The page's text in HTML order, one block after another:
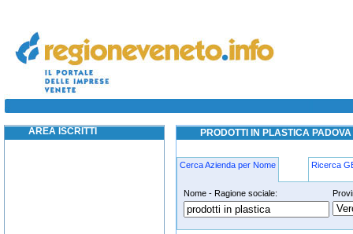
prodotti in plastica padova
AREA ISCRITTI PRODOTTI IN PLASTICA PADOVA
Cerca Azienda per Nome Ricerca
Nome - Ragione sociale:
prodotti-in-plastica padova